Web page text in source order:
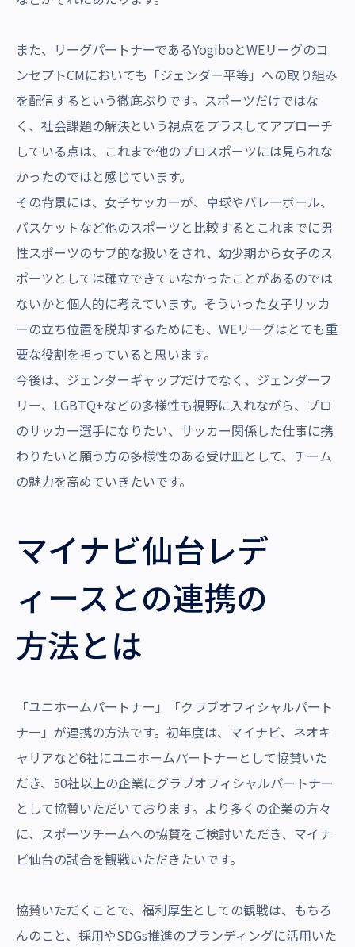
また、リーグパートナーであるYogiboとWEリーグのコ
ンセプトCMにおいても「ジェンダー平等」への取り組み
を配信するという徹底ぶりです。スポーツだけではな
く、社会課題の解決という視点をプラスしてアプローチ
している点は、これまで他のプロスポーツには見られな
かったのではと感じています。
その背景には、女子サッカーが、卓球やバレーボール、
バスケットなど他のスポーツと比較するとこれまでに男
性スポーツのサブ的な扱いをされ、幼少期から女子のス
ポーツとしては確立できていなかったことがあるのでは
ないかと個人的に考えています。そういった女子サッカ
ーの立ち位置を脱却するためにも、WEリーグはとても重
要な役割を担っていると思います。
今後は、ジェンダーギャップだけでなく、ジェンダーフ
リー、LGBTQ+などの多様性も視野に入れながら、プロ
のサッカー選手になりたい、サッカー関係した仕事に携
わりたいと願う方の多様性のある受け皿として、チーム
の魅力を高めていきたいです。
マイナビ仙台レデ
ィースとの連携の
方法とは
「ユニホームパートナー」「クラブオフィシャルパート
ナー」が連携の方法です。初年度は、マイナビ、ネオキ
ャリアなど6社にユニホームパートナーとして協賛いた
だき、50社以上の企業にグラブオフィシャルパートナー
として協賛いただいております。より多くの企業の方々
に、スポーツチームへの協賛をご検討いただき、マイナ
ビ仙台の試合を観戦いただきたいです。
協賛いただくことで、福利厚生としての観戦は、もちろ
んのこと、採用やSDGs推進のブランディングに活用いた